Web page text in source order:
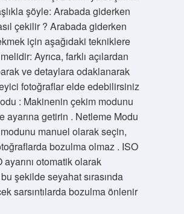
şöyle: Arabada giderken
çekilir ? Arabada giderken
için aşağıdaki tekniklere
Ayrıca, farklı açılardan
ve detaylara odaklanarak
fotoğraflar elde edebilirsiniz
: Makinenin çekim modunu
ayarına getirin . Netleme Modu
manuel olarak seçin,
bozulma olmaz . ISO
ayarını otomatik olarak
şekilde seyahat sırasında
sarsıntılarda bozulma önlenir